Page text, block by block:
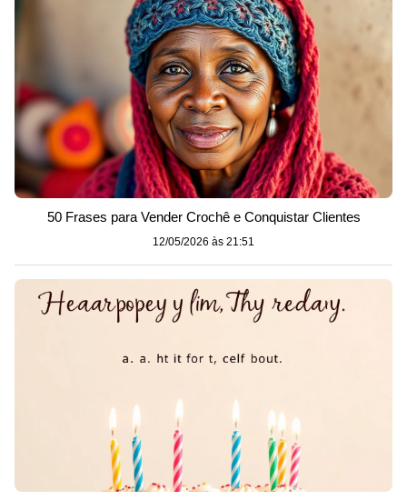
50 Frases para Vender Crochê e Conquistar Clientes
12/05/2026 às 21:51